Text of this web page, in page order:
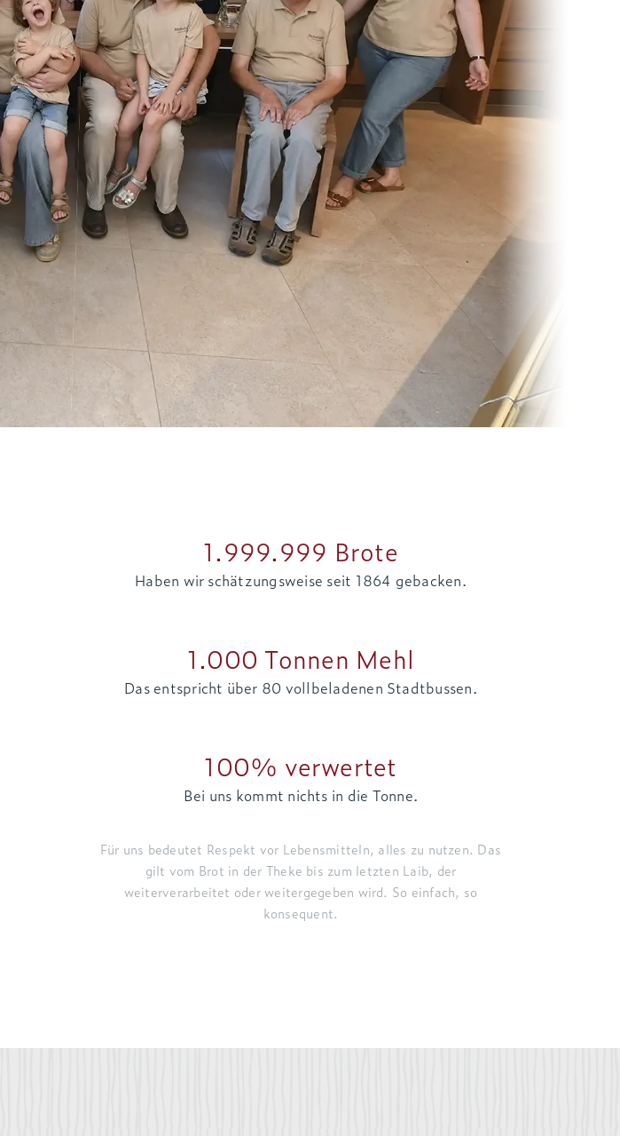
1.999.999 Brote
Haben wir schätzungsweise seit 1864 gebacken.
1.000 Tonnen Mehl
Das entspricht über 80 vollbeladenen Stadtbussen.
100% verwertet
Bei uns kommt nichts in die Tonne.
Für uns bedeutet Respekt vor Lebensmitteln, alles zu nutzen. Das
gilt vom Brot in der Theke bis zum letzten Laib, der
weiterverarbeitet oder weitergegeben wird. So einfach, so
konsequent.